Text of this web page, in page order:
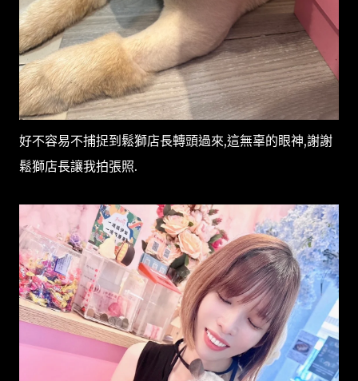
好不容易不捕捉到鬆獅店長轉頭過來,這無辜的眼神,謝謝
鬆獅店長讓我拍張照.